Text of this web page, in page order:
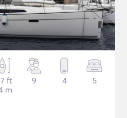
ft
m
9 4 5